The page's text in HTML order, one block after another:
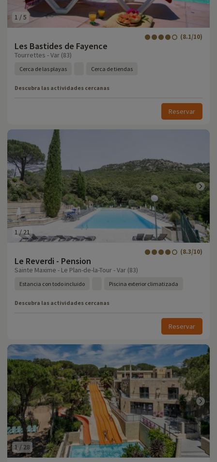
1 /5
Les Bastides de Fayence
(8.1/10)
Tourrettes - Var (83)
Cerca de las playas Cerca de tiendas
Descubra las actividades cercanas
Reservar
1/21
Le Reverdi - Pension
(8.3/10)
Sainte Maxime - Le Plan-de-la-Tour - Var (83)
Estancia con todo incluido Piscina exterior climatizada
Descubra las actividades cercanas
Reservar
1 /28